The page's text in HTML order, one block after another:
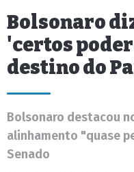
Bolsonaro
'certos
destino do
Bolsonaro destacou
alinhamento "quase
Senado